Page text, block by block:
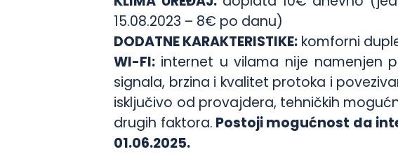
15.08.2023 – 8€ po danu)
DODATNE KARAKTERISTIKE: komforni
WI-FI: internet u vilama nije namenjen
signala, brzina i kvalitet protoka i
isključivo od provajdera, tehničkih
drugih faktora. Postoji mogućnost da
01.06.2025.